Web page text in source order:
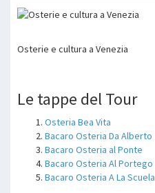
Osterie e cultura a Venezia
Le tappe del Tour
Osteria Bea Vita
Bacaro Osteria Da Alberto
Bacaro Osteria al Ponte
Bacaro Osteria Al Portego
Bacaro Osteria A La Scuela